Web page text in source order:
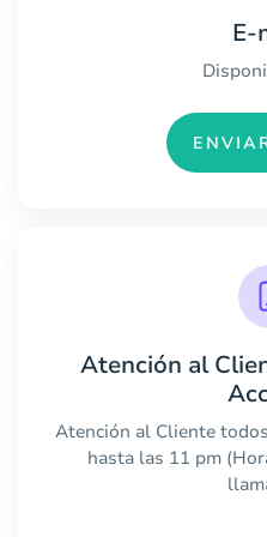
E-
Atención al
Atención al Cliente
hasta las 11 pm